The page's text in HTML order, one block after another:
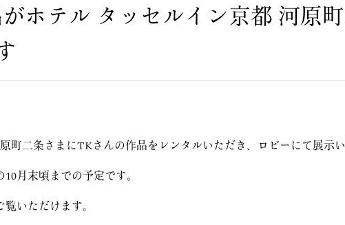
ホテル タッセルイン京都 河原
町二条さまにTKさんの作品をレンタルいただき、ロビーにて展示い
月末頃までの予定です。
いただけます。